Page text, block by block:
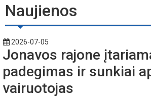
Naujienos
2026-07-05
Jonavos rajone
padegimas ir sunkiai
vairuotojas